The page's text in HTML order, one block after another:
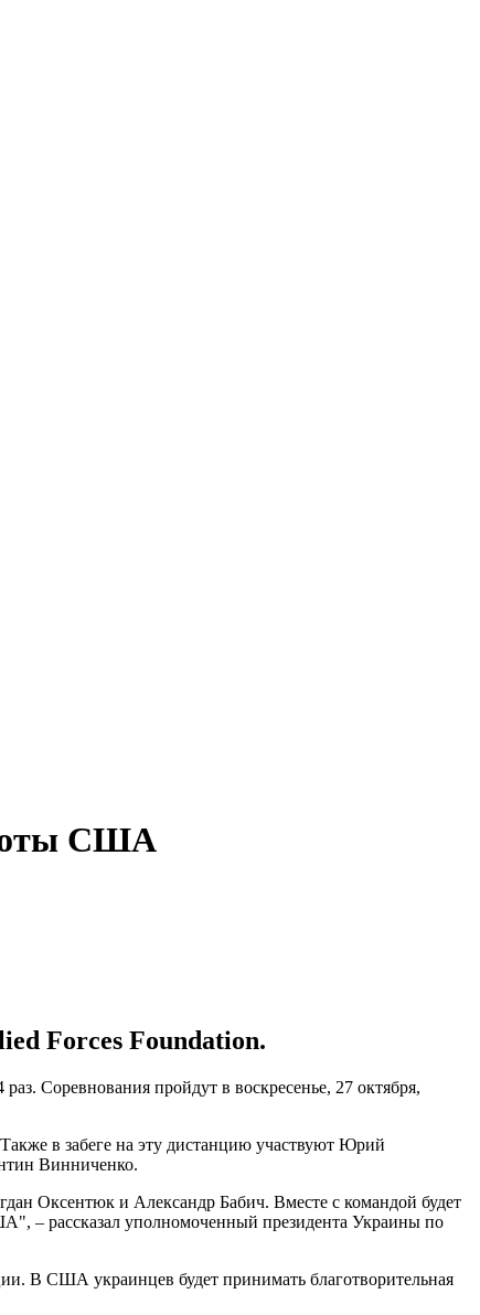
США
Forces Foundation.
Соревнования пройдут в воскресенье, 27 октября,
в забеге на эту дистанцию участвуют Юрий
Винниченко.
Оксентюк и Александр Бабич. Вместе с командой будет
– рассказал уполномоченный президента Украины по
В США украинцев будет принимать благотворительная